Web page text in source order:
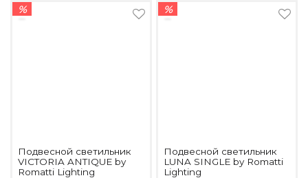
%
Подвесной светильник
VICTORIA ANTIQUE by
Romatti Lighting
%
Подвесной светильник
LUNA SINGLE by Romatti
Lighting